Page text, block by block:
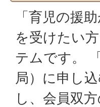
「育児の援
を受けたい
テムです。
局）に申し
し、会員双